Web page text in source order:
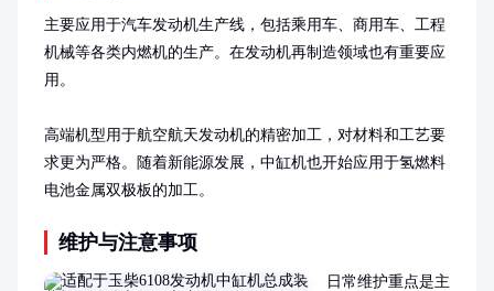
主要应用于汽车发动机生产线，包括乘用车、商用车、工程
机械等各类内燃机的生产。在发动机再制造领域也有重要应
用。
高端机型用于航空航天发动机的精密加工，对材料和工艺要
求更为严格。随着新能源发展，中缸机也开始应用于氢燃料
电池金属双极板的加工。
维护与注意事项
日常维护重点是主